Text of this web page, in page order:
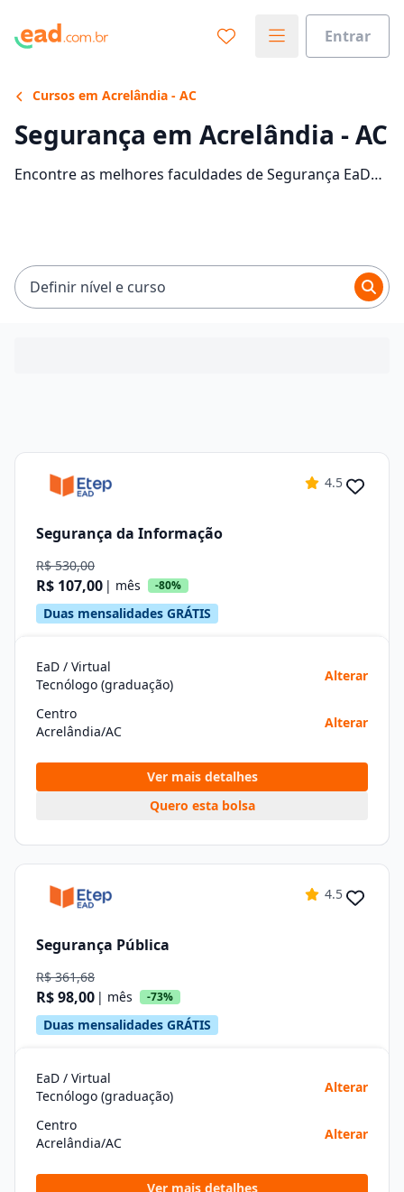
Entrar
Cursos em Acrelândia - AC
Segurança em Acrelândia - AC
Encontre as melhores faculdades de Segurança EaD
Definir nível e curso
4.5
Segurança da Informação
R$ 530,00
R$ 107,00 | mês -80%
Duas mensalidades GRÁTIS
EaD / Virtual
Tecnólogo (graduação)
Alterar
Centro
Acrelândia/AC
Alterar
Ver mais detalhes
Quero esta bolsa
4.5
Segurança Pública
R$ 361,68
R$ 98,00 | mês -73%
Duas mensalidades GRÁTIS
EaD / Virtual
Tecnólogo (graduação)
Alterar
Centro
Acrelândia/AC
Alterar
Ver mais detalhes